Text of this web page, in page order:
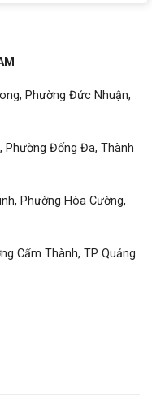
Phường Đức Nhuận,
Phường Đống Đa, Thành
Phường Hòa Cường,
Cẩm Thành, TP Quảng